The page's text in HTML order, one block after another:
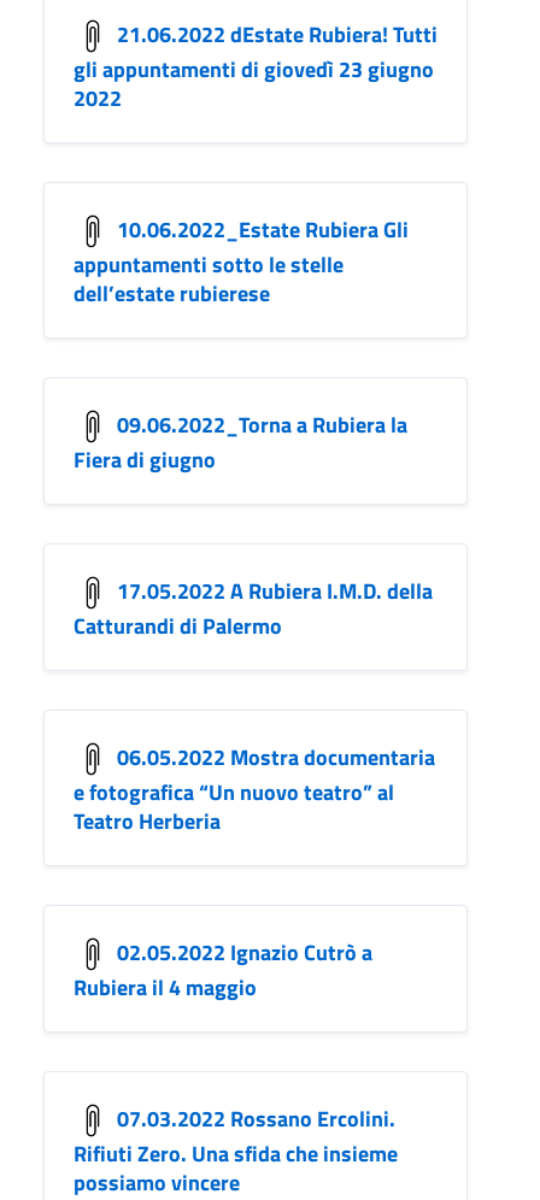
21.06.2022 dEstate Rubiera! Tutti
gli appuntamenti di giovedì 23 giugno
2022
10.06.2022_Estate Rubiera Gli
appuntamenti sotto le stelle
dell’estate rubierese
09.06.2022_Torna a Rubiera la
Fiera di giugno
17.05.2022 A Rubiera I.M.D. della
Catturandi di Palermo
06.05.2022 Mostra documentaria
e fotografica “Un nuovo teatro” al
Teatro Herberia
02.05.2022 Ignazio Cutrò a
Rubiera il 4 maggio
07.03.2022 Rossano Ercolini.
Rifiuti Zero. Una sfida che insieme
possiamo vincere